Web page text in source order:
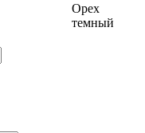
Орех
темный